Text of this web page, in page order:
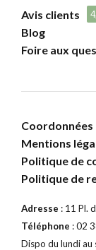
Avis clients
Blog
Foire aux
Coordonnées
Mentions
Politique de
Politique de
Adresse : 11 Pl.
Téléphone : 02
Dispo du lundi au